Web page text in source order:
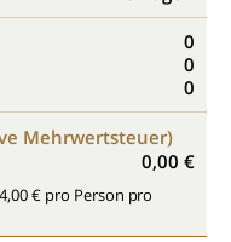
0
0
0
Mehrwertsteuer)
0,00 €
€ pro Person pro